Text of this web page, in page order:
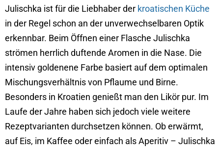
Julischka ist für die Liebhaber der kroatischen Küche
in der Regel schon an der unverwechselbaren Optik
erkennbar. Beim Öffnen einer Flasche Julischka
strömen herrlich duftende Aromen in die Nase. Die
intensiv goldenene Farbe basiert auf dem optimalen
Mischungsverhältnis von Pflaume und Birne.
Besonders in Kroatien genießt man den Likör pur. Im
Laufe der Jahre haben sich jedoch viele weitere
Rezeptvarianten durchsetzen können. Ob erwärmt,
auf Eis, im Kaffee oder einfach als Aperitiv – Julischka